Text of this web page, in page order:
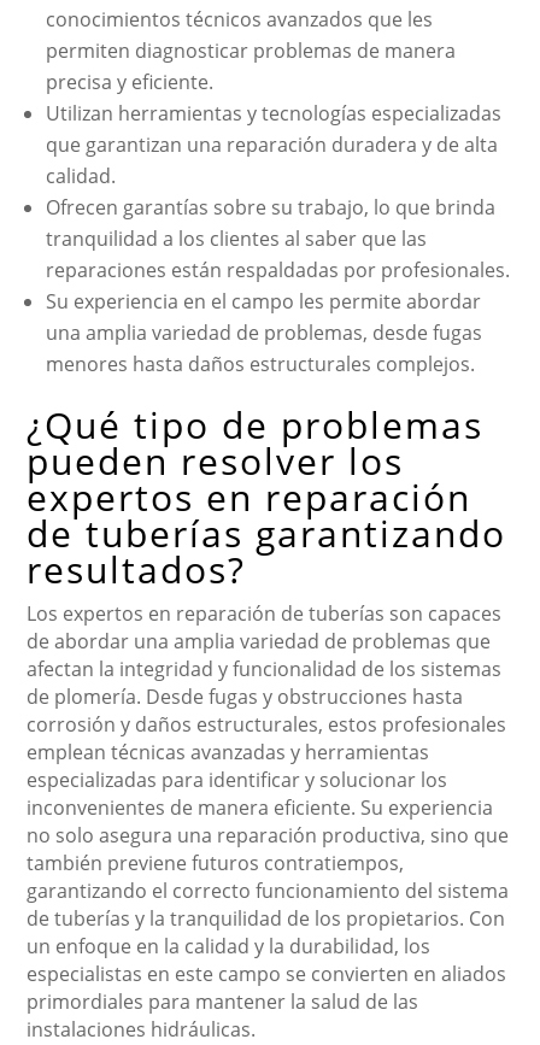
conocimientos técnicos avanzados que les
permiten diagnosticar problemas de manera
precisa y eficiente.
Utilizan herramientas y tecnologías especializadas
que garantizan una reparación duradera y de alta
calidad.
Ofrecen garantías sobre su trabajo, lo que brinda
tranquilidad a los clientes al saber que las
reparaciones están respaldadas por profesionales.
Su experiencia en el campo les permite abordar
una amplia variedad de problemas, desde fugas
menores hasta daños estructurales complejos.
¿Qué tipo de problemas
pueden resolver los
expertos en reparación
de tuberías garantizando
resultados?
Los expertos en reparación de tuberías son capaces
de abordar una amplia variedad de problemas que
afectan la integridad y funcionalidad de los sistemas
de plomería. Desde fugas y obstrucciones hasta
corrosión y daños estructurales, estos profesionales
emplean técnicas avanzadas y herramientas
especializadas para identificar y solucionar los
inconvenientes de manera eficiente. Su experiencia
no solo asegura una reparación productiva, sino que
también previene futuros contratiempos,
garantizando el correcto funcionamiento del sistema
de tuberías y la tranquilidad de los propietarios. Con
un enfoque en la calidad y la durabilidad, los
especialistas en este campo se convierten en aliados
primordiales para mantener la salud de las
instalaciones hidráulicas.